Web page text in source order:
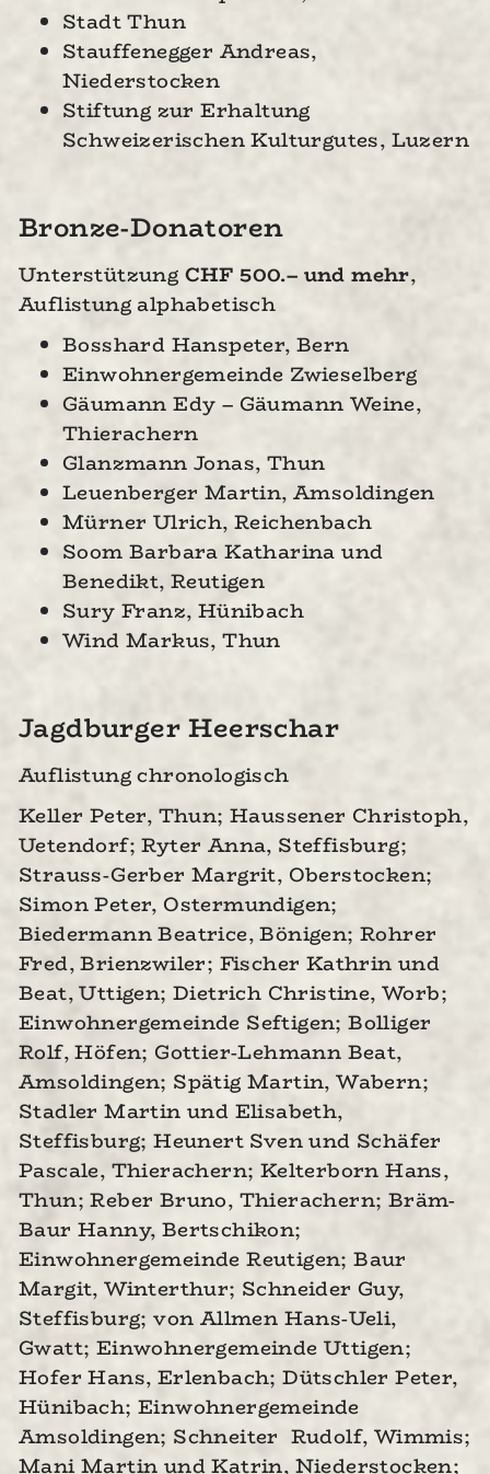
Stadt Thun
Stauffenegger Andreas,
Niederstocken
Stiftung zur Erhaltung
Schweizerischen Kulturgutes, Luzern
Bronze-Donatoren
Unterstützung CHF 500.– und mehr,
Auflistung alphabetisch
Bosshard Hanspeter, Bern
Einwohnergemeinde Zwieselberg
Gäumann Edy – Gäumann Weine,
Thierachern
Glanzmann Jonas, Thun
Leuenberger Martin, Amsoldingen
Mürner Ulrich, Reichenbach
Soom Barbara Katharina und
Benedikt, Reutigen
Sury Franz, Hünibach
Wind Markus, Thun
Jagdburger Heerschar
Auflistung chronologisch
Keller Peter, Thun; Haussener Christoph,
Uetendorf; Ryter Anna, Steffisburg;
Strauss-Gerber Margrit, Oberstocken;
Simon Peter, Ostermundigen;
Biedermann Beatrice, Bönigen; Rohrer
Fred, Brienzwiler; Fischer Kathrin und
Beat, Uttigen; Dietrich Christine, Worb;
Einwohnergemeinde Seftigen; Bolliger
Rolf, Höfen; Gottier-Lehmann Beat,
Amsoldingen; Spätig Martin, Wabern;
Stadler Martin und Elisabeth,
Steffisburg; Heunert Sven und Schäfer
Pascale, Thierachern; Kelterborn Hans,
Thun; Reber Bruno, Thierachern; Bräm-
Baur Hanny, Bertschikon;
Einwohnergemeinde Reutigen; Baur
Margit, Winterthur; Schneider Guy,
Steffisburg; von Allmen Hans-Ueli,
Gwatt; Einwohnergemeinde Uttigen;
Hofer Hans, Erlenbach; Dütschler Peter,
Hünibach; Einwohnergemeinde
Amsoldingen; Schneiter Rudolf, Wimmis;
Mani Martin und Katrin, Niederstocken;